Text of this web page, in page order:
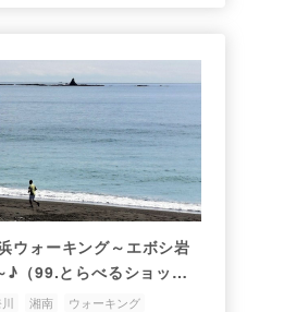
ウォーキング～エボシ岩
♪（99.とらべるショッ
湘南
ウォーキング